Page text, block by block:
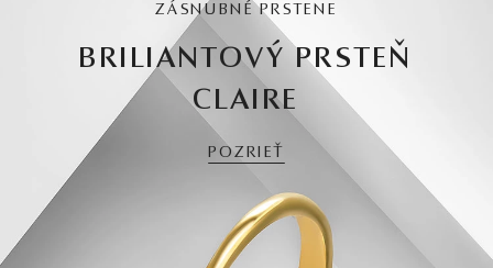
ZÁSNUBNÉ PRSTENE
BRILIANTOVÝ PRSTEŇ
CLAIRE
POZRIEŤ